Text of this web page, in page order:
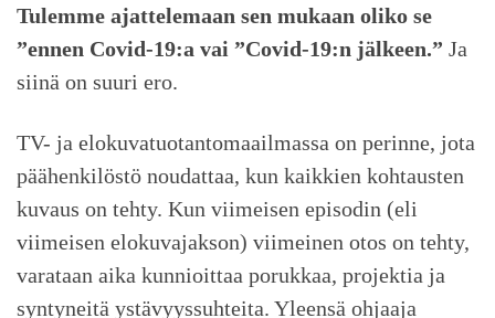
Tulemme ajattelemaan sen mukaan oliko se
”ennen Covid-19:a vai ”Covid-19:n jälkeen.” Ja
siinä on suuri ero.
TV- ja elokuvatuotantomaailmassa on perinne, jota
päähenkilöstö noudattaa, kun kaikkien kohtausten
kuvaus on tehty. Kun viimeisen episodin (eli
viimeisen elokuvajakson) viimeinen otos on tehty,
varataan aika kunnioittaa porukkaa, projektia ja
syntyneitä ystävyyssuhteita. Yleensä ohjaaja